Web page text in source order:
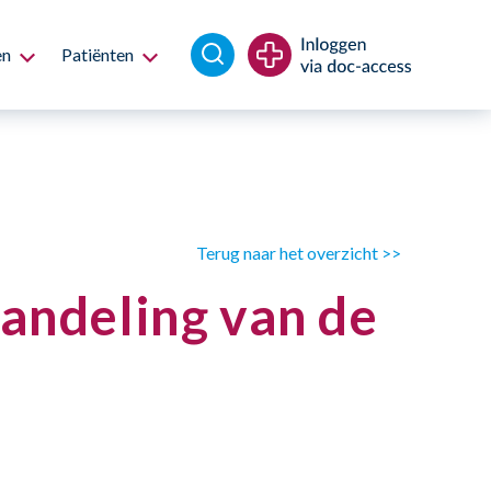
Patiënten
Terug naar het overzicht >>
van de